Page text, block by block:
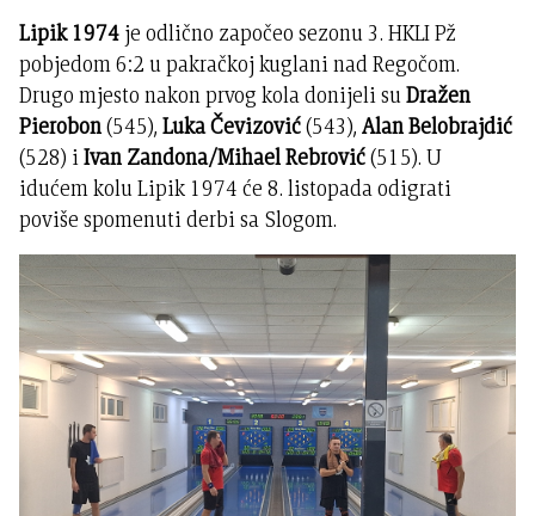
Lipik 1974 je odlično započeo sezonu 3. HKLI Pž
pobjedom 6:2 u pakračkoj kuglani nad Regočom.
Drugo mjesto nakon prvog kola donijeli suDražen
Pierobon(545),Luka Čevizović(543),Alan Belobrajdić
(528) iIvan Zandona/Mihael Rebrović(515). U
idućem kolu Lipik 1974 će 8. listopada odigrati
poviše spomenuti derbi sa Slogom.